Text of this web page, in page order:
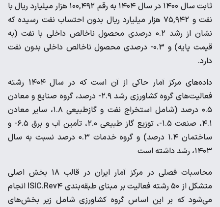
ثابت سال ۱۴۰۰ در سال ۱۴۰۴ به رقم ۱۰۰,۴۹۲ هزار میلیارد ریال با
نفت و ۷۵,۹۴۲ هزار میلیارد ریال بدون احتساب نفت رسیده که
نشان از رشد ۰.۲ درصدی محصول ناخالص داخلی با نفت (به
قیمت پایه) و ۰.۳- درصدی محصول ناخالص داخلی بدون نفت
دارد.
داده‌های مرکز آمار حاکی از آن است که در سال ۱۴۰۴ رشته
فعالیت‌های گروه کشاورزی رشد ۲.۹- درصد، گروه صنایع و معادن
۰.۵ درصد (شامل استخراج نفت و گازطبیعی ۱.۸، سایر معادن
۴.۱، صنعت ۱.۵-، توزیع گاز طبیعی ۲.۰، تأمین آب و برق ۶.۵- و
ساختمان ۱.۴ درصد) و گروه خدمات ۰.۳ درصد نسبت به سال
۱۴۰۳، رشد داشته است
محاسبات فصلی در مرکز آمار ایران در قالب ۱۸ بخش اصلی
متشکل از ۵۰ رشته فعالیت بر مبنای طبقه‌بندی ISIC.Rev۴ انجام
می‌شود که بر این اساس گروه کشاورزی شامل زیر بخش‌های